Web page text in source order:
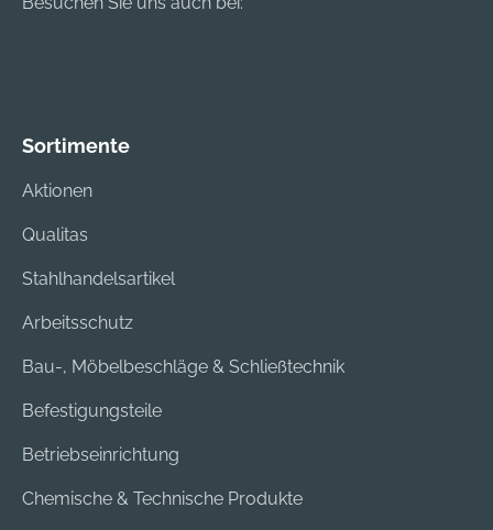
Sortimente
Aktionen
Qualitas
Stahlhandelsartikel
Arbeitsschutz
Bau-, Möbelbeschläge & Schließtechnik
Befestigungsteile
Betriebseinrichtung
Chemische & Technische Produkte